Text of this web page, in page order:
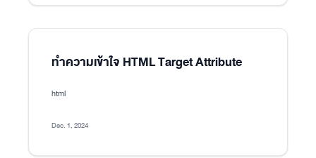
ทำความเข้าใจ HTML Target Attribute
html
Dec. 1, 2024